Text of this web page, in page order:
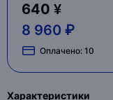
640 ¥
8 960 ₽
Оплачено: 10
Характеристики